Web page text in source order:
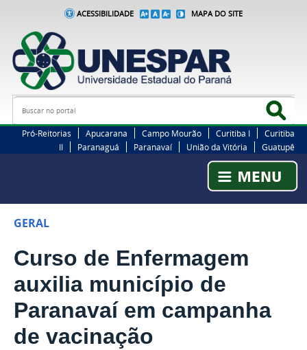
ACESSIBILIDADE MAPA DO SITE
Busca
Pró-Reitorias Apucarana Campo Mourão Curitiba I
Curitiba
II
Paranaguá Paranavaí União da Vitória Guatupê
GERAL
Curso de Enfermagem
auxilia município de
Paranavaí em campanha
de vacinação